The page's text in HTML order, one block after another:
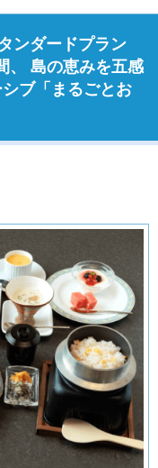
ンダードプラン
、 島の恵みを五感
ブ「まるごとお